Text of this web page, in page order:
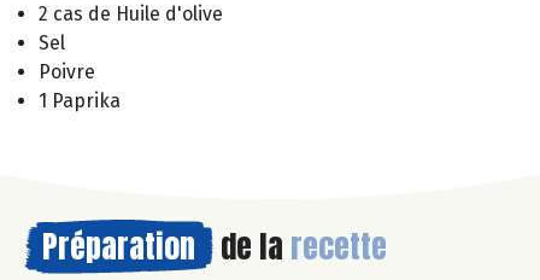
2 cas de Huile d'olive
Sel
Poivre
1 Paprika
Préparation de la recette